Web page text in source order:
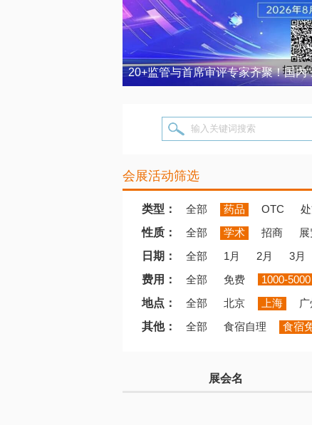
20+监管与首席审评专家齐聚！国内
输入关键词搜索
会展活动筛选
类型： 全部 药品 OTC
性质：
全部 学术 招商
日期：
全部 1月 2月 3月
费用：
全部 免费 1000-5000
地点：
全部 北京 上海 广
其他：
全部 食宿自理 食宿
展会名